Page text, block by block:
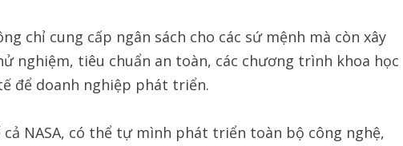
chỉ cung cấp ngân sách cho các sứ mệnh mà còn xây
nghiệm, tiêu chuẩn an toàn, các chương trình khoa học
để doanh nghiệp phát triển.
NASA, có thể tự mình phát triển toàn bộ công nghệ,